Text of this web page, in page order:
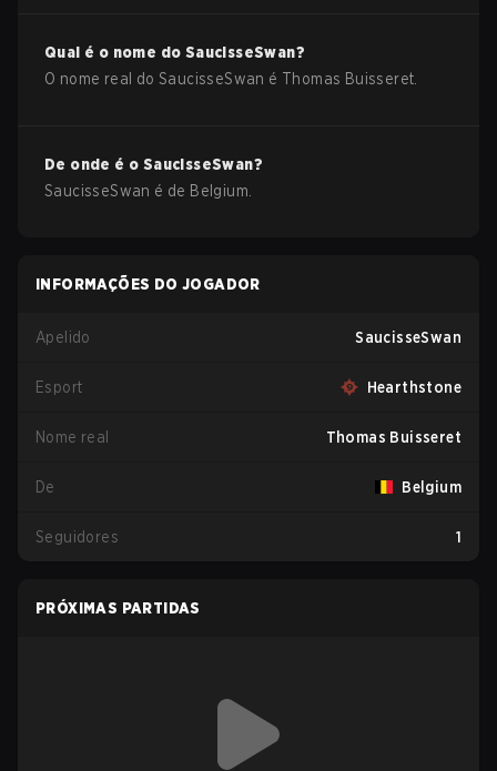
Qual é o nome do SaucisseSwan?
O nome real doSaucisseSwan é Thomas Buisseret
De onde é o SaucisseSwan?
SaucisseSwan é de Belgium
INFORMAÇÕES DO JOGADOR
Apelido SaucisseSwan
Esport Hearthstone
Nome real Thomas Buisseret
De Belgium
Seguidores 1
PRÓXIMAS PARTIDAS